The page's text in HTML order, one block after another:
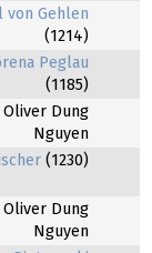
von Gehlen
(1214)
Peglau
(1185)
Oliver Dung
Nguyen
(1230)
Oliver Dung
Nguyen